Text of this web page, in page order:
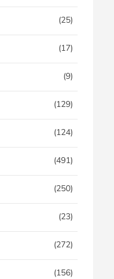
(25)
(17)
(9)
(129)
(124)
(491)
(250)
(23)
(272)
(156)